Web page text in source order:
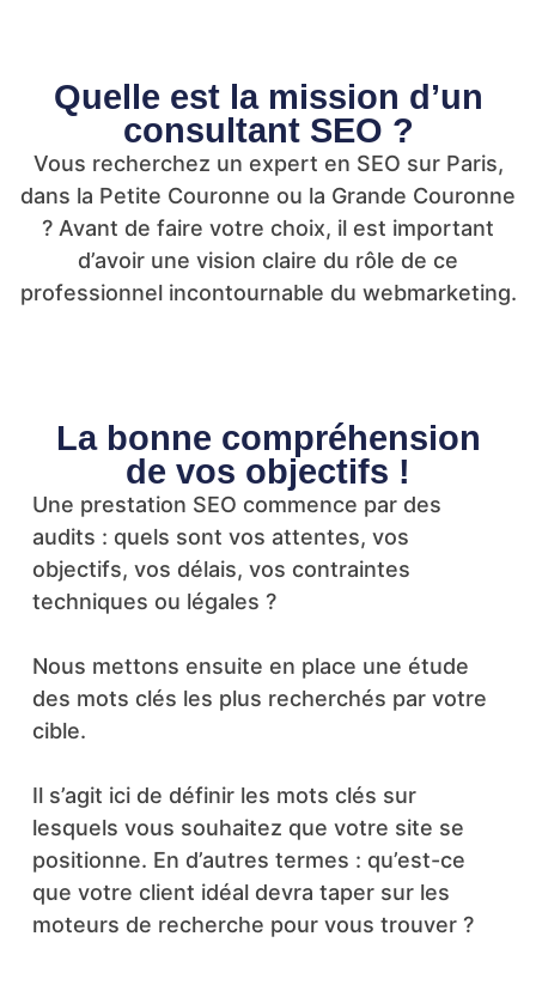
Quelle est la mission d’un
consultant SEO ?
Vous recherchez un expert en SEO sur Paris,
dans la Petite Couronne ou la Grande Couronne
? Avant de faire votre choix, il est important
d’avoir une vision claire du rôle de ce
professionnel incontournable du webmarketing.
La bonne compréhension
de vos objectifs !
Une prestation SEO commence par des
audits : quels sont vos attentes, vos
objectifs, vos délais, vos contraintes
techniques ou légales ?
Nous mettons ensuite en place une étude
des mots clés les plus recherchés par votre
cible.
Il s’agit ici de définir les mots clés sur
lesquels vous souhaitez que votre site se
positionne. En d’autres termes : qu’est-ce
que votre client idéal devra taper sur les
moteurs de recherche pour vous trouver ?